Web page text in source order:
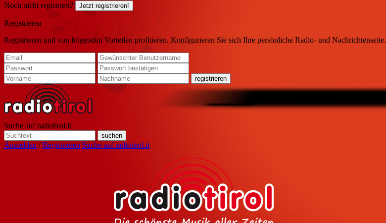
Noch nicht registriert? Jetzt registrieren!
Registrieren
Registrieren und von folgenden Vorteilen profitieren. Konfigurieren Sie sich Ihre persönliche Radio- und Nachrichtenseite.
Suche auf radiotirol.it
Anmelden /Registrieren Suche auf radiotirol.it